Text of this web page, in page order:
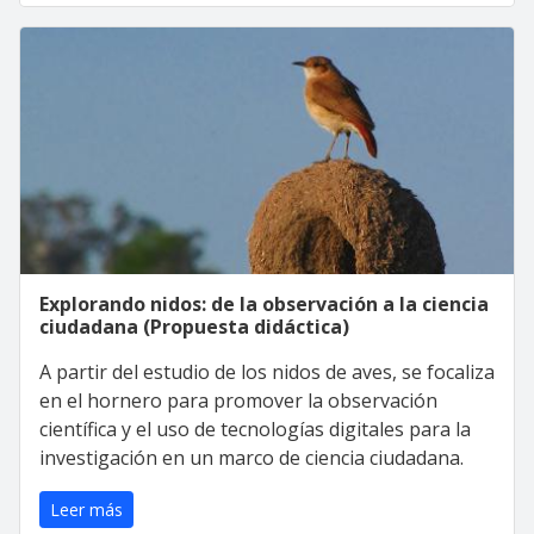
Explorando nidos: de la observación a la ciencia
ciudadana (Propuesta didáctica)
A partir del estudio de los nidos de aves, se focaliza
en el hornero para promover la observación
científica y el uso de tecnologías digitales para la
investigación en un marco de ciencia ciudadana.
Leer más